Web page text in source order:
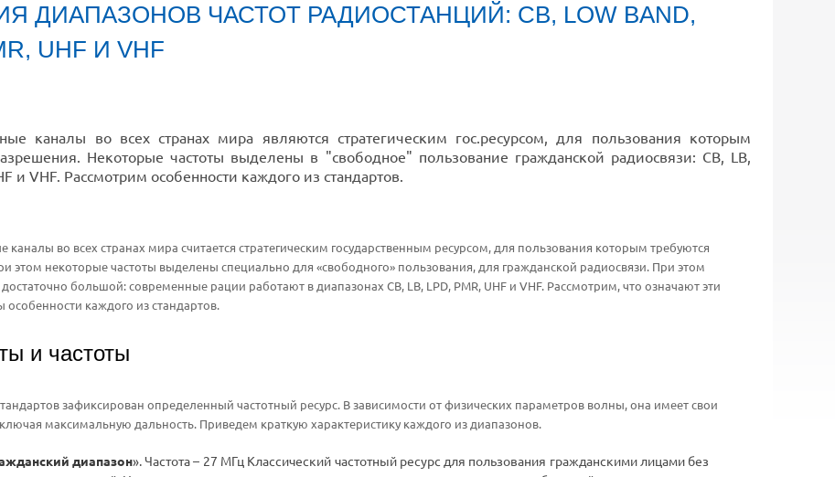
ДИАПАЗОНОВ ЧАСТОТ РАДИОСТАНЦИЙ: CB, LOW BAND,
UHF И VHF
каналы во всех странах мира являются стратегическим гос.ресурсом, для пользования которым
Некоторые частоты выделены в "свободное" пользование гражданской радиосвязи: CB, LB,
и VHF. Рассмотрим особенности каждого из стандартов.
каналы во всех странах мира считается стратегическим государственным ресурсом, для пользования которым требуются
этом некоторые частоты выделены специально для «свободного» пользования, для гражданской радиосвязи. При этом
достаточно большой: современные рации работают в диапазонах CB, LB, LPD, PMR, UHF и VHF. Рассмотрим, что означают эти
особенности каждого из стандартов.
и частоты
зафиксирован определенный частотный ресурс. В зависимости от физических параметров волны, она имеет свои
максимальную дальность. Приведем краткую характеристику каждого из диапазонов.
диапазон». Частота – 27 МГц Классический частотный ресурс для пользования гражданскими лицами без